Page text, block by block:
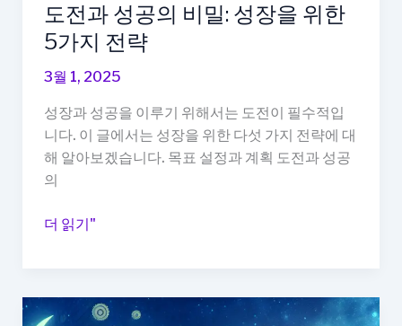
도전과 성공의 비밀: 성장을 위한
5가지 전략
3월 1, 2025
성장과 성공을 이루기 위해서는 도전이 필수적입
니다. 이 글에서는 성장을 위한 다섯 가지 전략에 대
해 알아보겠습니다. 목표 설정과 계획 도전과 성공
의
도
공
더 읽기"